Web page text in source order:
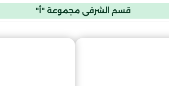
قسم الشرفي مجموعة "أ"